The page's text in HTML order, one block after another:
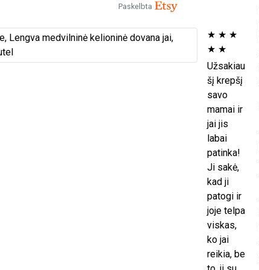
Paskelbta
★ ★ ★
★ ★
Užsakiau
šį krepšį
savo
mamai ir
jai jis
labai
patinka!
Ji sakė,
kad ji
patogi ir
joje telpa
viskas,
ko jai
reikia, be